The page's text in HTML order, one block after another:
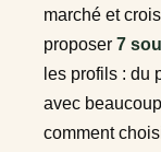
marché et
proposer 7
les profils : du
avec
comment